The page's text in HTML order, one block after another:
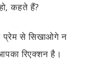
कहते हैं?
प्रेम से सिखाओगे न
रिएक्शन है।